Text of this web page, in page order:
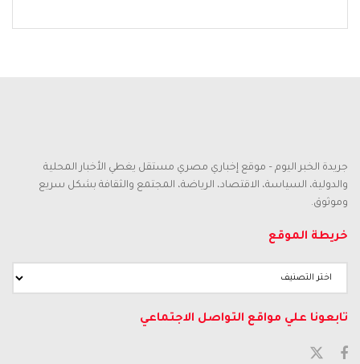
جريدة الخبر اليوم – موقع إخباري مصري مستقل يغطي الأخبار المحلية
والدولية، السياسة، الاقتصاد، الرياضة، المجتمع والثقافة بشكل سريع
وموثوق.
خريطة الموقع
تابعونا علي مواقع التواصل الاجتماعي